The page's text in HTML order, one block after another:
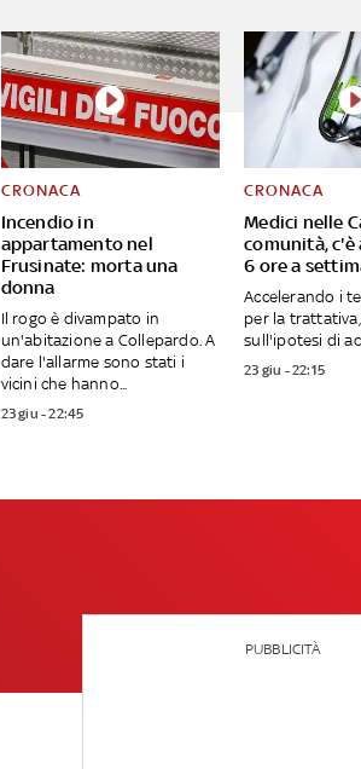
Incendio in
appartamento nel
Frusinate: morta una
donna
CRONACA
Il rogo è divampato in
un'abitazione a Collepardo. A
dare l'allarme sono stati i
vicini che hanno...
23 giu - 22:45
Medici nelle
comunità, c'è
6 ore a
CRONACA
Accelerando i
per la
sull'ipotesi di
23 giu - 22:15
PUBBLICITÀ